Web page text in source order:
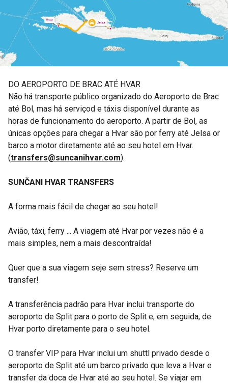
DO AEROPORTO DE BRAC ATÉ HVAR
Não há transporte público organizado do Aeroporto de Brac
até Bol, mas há serviçod e táxis disponível durante as
horas de funcionamento do aeroporto. A partir de Bol, as
únicas opções para chegar a Hvar são por ferry até Jelsa or
barco a motor diretamente até ao seu hotel em Hvar.
(transfers@suncanihvar.com).
SUNČANI HVAR TRANSFERS
A forma mais fácil de chegar ao seu hotel!
Avião, táxi, ferry ... A viagem até Hvar por vezes não é a
mais simples, nem a mais descontraída!
Quer que a sua viagem seje sem stress? Reserve um
transfer!
A transferência padrão para Hvar inclui transporte do
aeroporto de Split para o porto de Split e, em seguida, de
Hvar porto diretamente para o seu hotel.
O transfer VIP para Hvar inclui um shuttl privado desde o
aeroporto de Split até um barco privado que leva a Hvar e
transfer da doca de Hvar até ao seu hotel. Se viajar em